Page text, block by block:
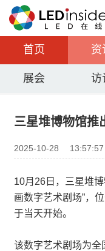
首页 资
展会 访
三星堆博物馆推
2025-10-28 13:57:57
10月26日，三星堆
画数字艺术剧场”，
于当天开始。
该数字艺术剧场为